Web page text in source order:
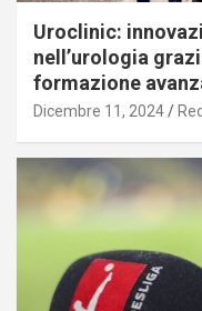
Uroclinic:
nell’urologia
formazione
Dicembre 11, 2024